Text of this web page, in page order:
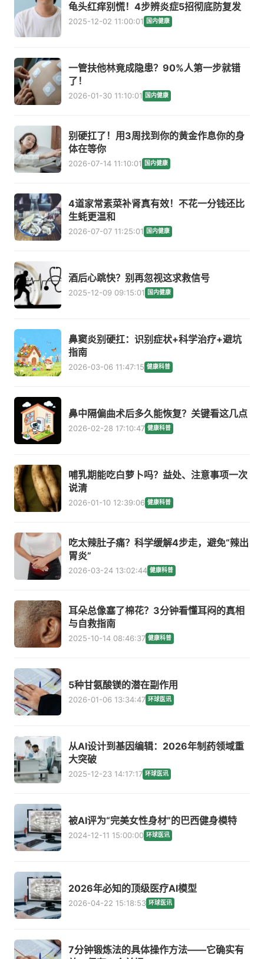
龟头红痒别慌！4步辨炎症5招彻底防复发
2025-12-02 11:00:01 国内健康
一管扶他林竟成隐患？90%人第一步就错
了！
2026-01-30 11:10:01 国内健康
别硬扛了！用3周找到你的黄金作息你的身
体在等你
2026-07-14 11:10:01 国内健康
4道家常素菜补肾真有效！不花一分钱还比
生蚝更温和
2026-07-07 11:25:01 国内健康
酒后心跳快？别再忽视这求救信号
2025-12-09 09:15:01 国内健康
鼻窦炎别硬扛：识别症状+科学治疗+避坑
指南
2026-03-06 11:47:15 健康科普
鼻中隔偏曲术后多久能恢复？关键看这几点
2026-02-28 17:10:47 健康科普
哺乳期能吃白萝卜吗？益处、注意事项一次
说清
2026-01-10 12:39:06 健康科普
吃太辣肚子痛？科学缓解4步走，避免“辣出
胃炎”
2026-03-24 13:02:44 健康科普
耳朵总像塞了棉花？3分钟看懂耳闷的真相
与自救指南
2025-10-14 08:46:37 健康科普
5种甘氨酸镁的潜在副作用
2026-01-06 13:34:47 环球医讯
从AI设计到基因编辑：2026年制药领域重
大突破
2025-12-23 14:17:17 环球医讯
被AI评为“完美女性身材”的巴西健身模特
2024-12-11 15:00:00 环球医讯
2026年必知的顶级医疗AI模型
2026-04-22 15:18:53 环球医讯
7分钟锻炼法的具体操作方法——它确实有